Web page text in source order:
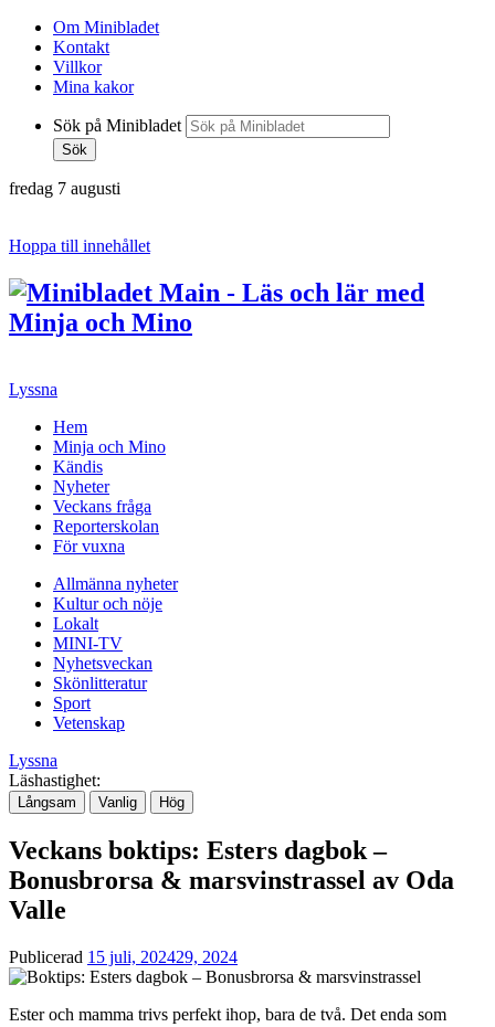
Om Minibladet
Kontakt
Villkor
Mina kakor
Sök på Minibladet
Sök
fredag 7 augusti
Hoppa till innehållet
Lyssna
Hem
Minja och Mino
Kändis
Nyheter
Veckans fråga
Reporterskolan
För vuxna
Allmänna nyheter
Kultur och nöje
Lokalt
MINI-TV
Nyhetsveckan
Skönlitteratur
Sport
Vetenskap
Lyssna
Läshastighet:
Långsam Vanlig Hög
Veckans boktips: Esters dagbok –
Bonusbrorsa & marsvinstrassel av Oda
Valle
Publicerad 15 juli, 202429, 2024
Ester och mamma trivs perfekt ihop, bara de två. Det enda som